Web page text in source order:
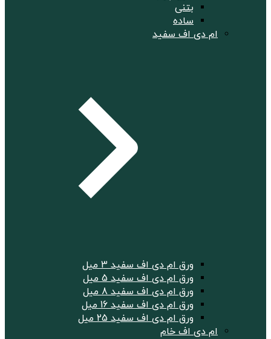
بتنی
ساده
ام دی اف سفید
ورق ام دی اف سفید 3 میل
ورق ام دی اف سفید 5 میل
ورق ام دی اف سفید 8 میل
ورق ام دی اف سفید 16 میل
ورق ام دی اف سفید 25 میل
ام دی اف خام